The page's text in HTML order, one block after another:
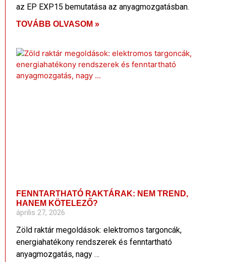
az EP EXP15 bemutatása az anyagmozgatásban.
TOVÁBB OLVASOM »
FENNTARTHATÓ RAKTÁRAK: NEM TREND,
HANEM KÖTELEZŐ?
április 27, 2026
Zöld raktár megoldások: elektromos targoncák,
energiahatékony rendszerek és fenntartható
anyagmozgatás, nagy …